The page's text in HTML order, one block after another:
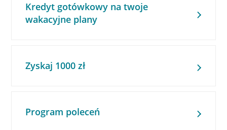
Kredyt gotówkowy na twoje
wakacyjne plany
Zyskaj 1000 zł
Program poleceń